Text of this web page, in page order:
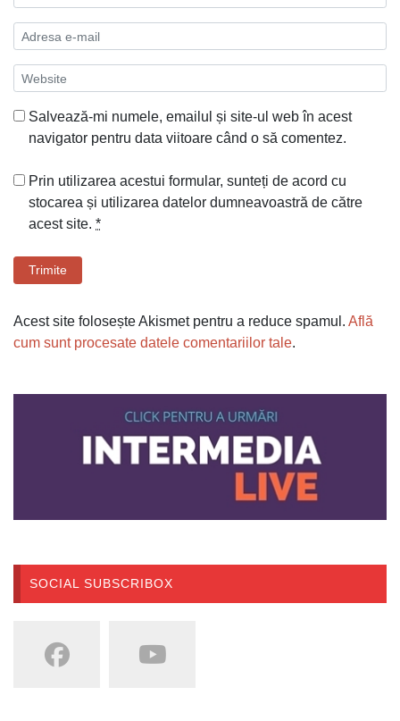
Salvează-mi numele, emailul și site-ul web în acest
navigator pentru data viitoare când o să comentez.
Prin utilizarea acestui formular, sunteți de acord cu
stocarea și utilizarea datelor dumneavoastră de către
acest site. *
Trimite
Acest site folosește Akismet pentru a reduce spamul. Află
cum sunt procesate datele comentariilor tale.
SOCIAL SUBSCRIBOX